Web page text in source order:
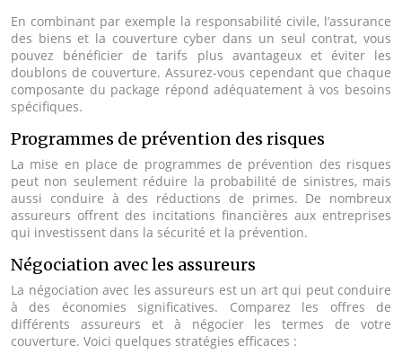
En combinant par exemple la responsabilité civile, l’assurance
des biens et la couverture cyber dans un seul contrat, vous
pouvez bénéficier de tarifs plus avantageux et éviter les
doublons de couverture. Assurez-vous cependant que chaque
composante du package répond adéquatement à vos besoins
spécifiques.
Programmes de prévention des risques
La mise en place de programmes de prévention des risques
peut non seulement réduire la probabilité de sinistres, mais
aussi conduire à des réductions de primes. De nombreux
assureurs offrent des incitations financières aux entreprises
qui investissent dans la sécurité et la prévention.
Négociation avec les assureurs
La négociation avec les assureurs est un art qui peut conduire
à des économies significatives. Comparez les offres de
différents assureurs et à négocier les termes de votre
couverture. Voici quelques stratégies efficaces :